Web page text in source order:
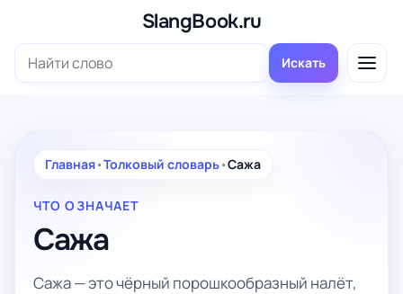
содержимому
SlangBook.ru
Поиск: Искать
Главная•Толковый словарь•Сажа
ЧТО ОЗНАЧАЕТ
Сажа
Сажа — это чёрный порошкообразный налёт,